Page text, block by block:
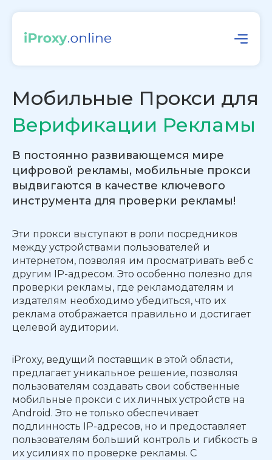
Мобильные Прокси для
Верификации Рекламы
В постоянно развивающемся мире
цифровой рекламы, мобильные прокси
выдвигаются в качестве ключевого
инструмента для проверки рекламы!
Эти прокси выступают в роли посредников
между устройствами пользователей и
интернетом, позволяя им просматривать веб с
другим IP-адресом. Это особенно полезно для
проверки рекламы, где рекламодателям и
издателям необходимо убедиться, что их
реклама отображается правильно и достигает
целевой аудитории.
iProxy, ведущий поставщик в этой области,
предлагает уникальное решение, позволяя
пользователям создавать свои собственные
мобильные прокси с их личных устройств на
Android. Это не только обеспечивает
подлинность IP-адресов, но и предоставляет
пользователям больший контроль и гибкость в
их усилиях по проверке рекламы. С